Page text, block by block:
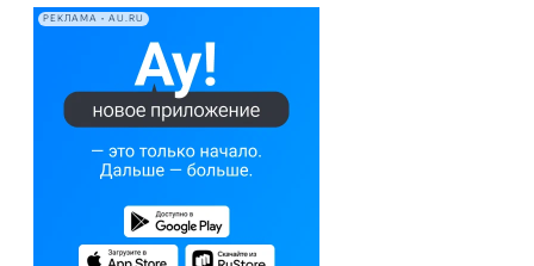
РЕКЛАМА • AU.RU